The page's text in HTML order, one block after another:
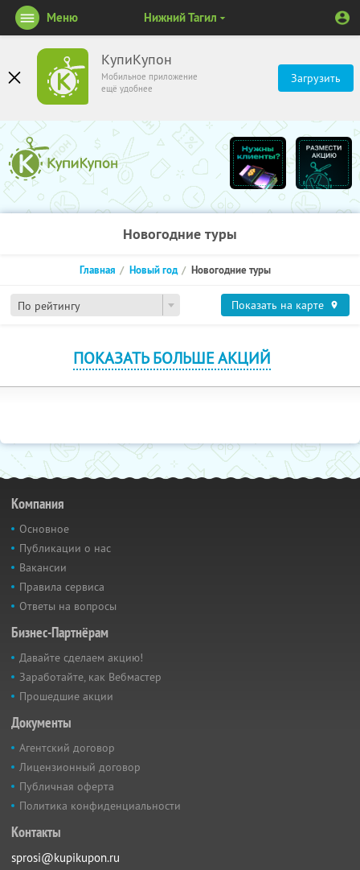
КупиКупон
Мобильное приложение
ещё удобнее
Загрузить
Меню Нижний Тагил
Новогодние туры
По рейтингу
Главная Новый год Новогодние туры
Показать на карте
ПОКАЗАТЬ БОЛЬШЕ АКЦИЙ
Компания
Основное
Публикации о нас
Вакансии
Правила сервиса
Ответы на вопросы
Бизнес-Партнёрам
Давайте сделаем акцию!
Заработайте, как Вебмастер
Прошедшие акции
Документы
Агентский договор
Лицензионный договор
Публичная оферта
Политика конфиденциальности
Контакты
sprosi@kupikupon.ru